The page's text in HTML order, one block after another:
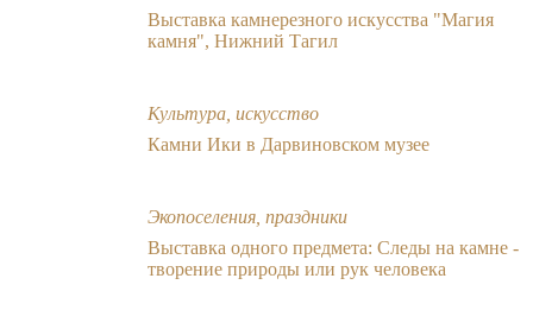
Выставка камнерезного искусства "Магия
камня", Нижний Тагил
Культура, искусство
Камни Ики в Дарвиновском музее
Экопоселения, праздники
Выставка одного предмета: Cледы на камне -
творение природы или рук человека